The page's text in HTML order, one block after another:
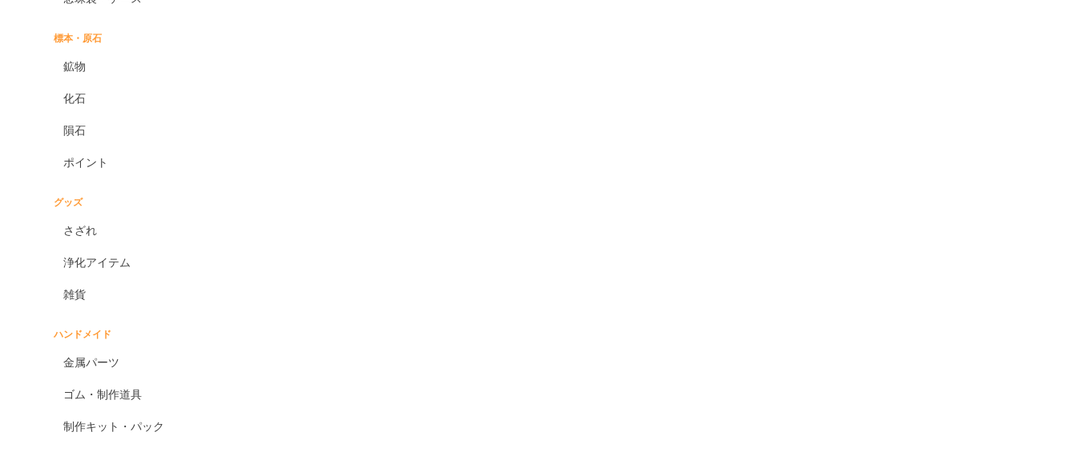
標本・原石
鉱物
化石
隕石
ポイント
グッズ
さざれ
浄化アイテム
雑貨
ハンドメイド
金属パーツ
ゴム・制作道具
制作キット・パック